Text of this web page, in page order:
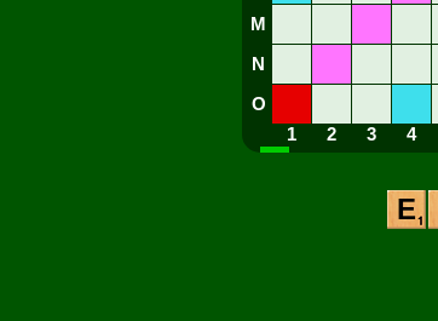
M
N
O
1
2 3 4
E